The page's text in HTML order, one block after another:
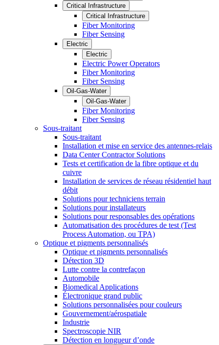
Critical Infrastructure
Critical Infrastructure
Fiber Monitoring
Fiber Sensing
Electric
Electric
Electric Power Operators
Fiber Monitoring
Fiber Sensing
Oil-Gas-Water
Oil-Gas-Water
Fiber Monitoring
Fiber Sensing
Sous-traitant
Sous-traitant
Installation et mise en service des antennes-relais
Data Center Contractor Solutions
Tests et certification de la fibre optique et du
cuivre
Installation de services de réseau résidentiel haut
débit
Solutions pour techniciens terrain
Solutions pour installateurs
Solutions pour responsables des opérations
Automatisation des procédures de test (Test
Process Automation, ou TPA)
Optique et pigments personnalisés
Optique et pigments personnalisés
Détection 3D
Lutte contre la contrefaçon
Automobile
Biomedical Applications
Électronique grand public
Solutions personnalisées pour couleurs
Gouvernement/aérospatiale
Industrie
Spectroscopie NIR
Détection en longueur d’onde